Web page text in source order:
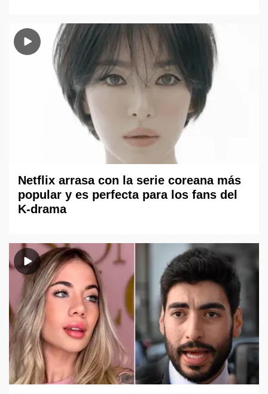
Netflix arrasa con la serie coreana más
popular y es perfecta para los fans del
K-drama